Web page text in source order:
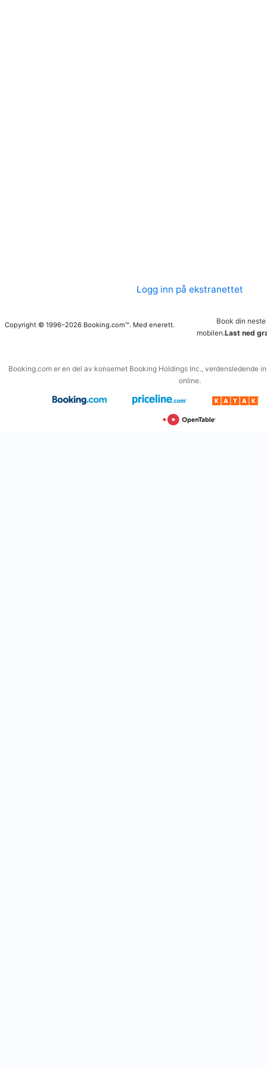
Logg inn på ekstranettet
Copyright © 1996–2026 Booking.com™. Med enerett.
Book din
mobilen.Last ned
Booking.com er en del av konsernet Booking Holdings Inc., verdensledende
online.